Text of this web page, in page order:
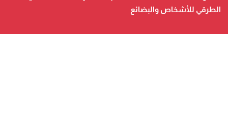
صحيفة الكترونية متجددة على مدار الساعة تصدر عن شركة
الطرقي للأشخاص والبضائع